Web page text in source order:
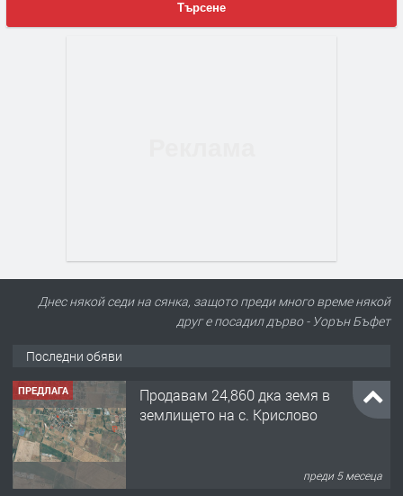
Търсене
Днес някой седи на сянка, защото преди много време някой
друг е посадил дърво - Уорън Бъфет
Последни обяви
ПРЕДЛАГА
Продавам 24,860 дка земя в
землището на с. Крислово
преди 5 месеца